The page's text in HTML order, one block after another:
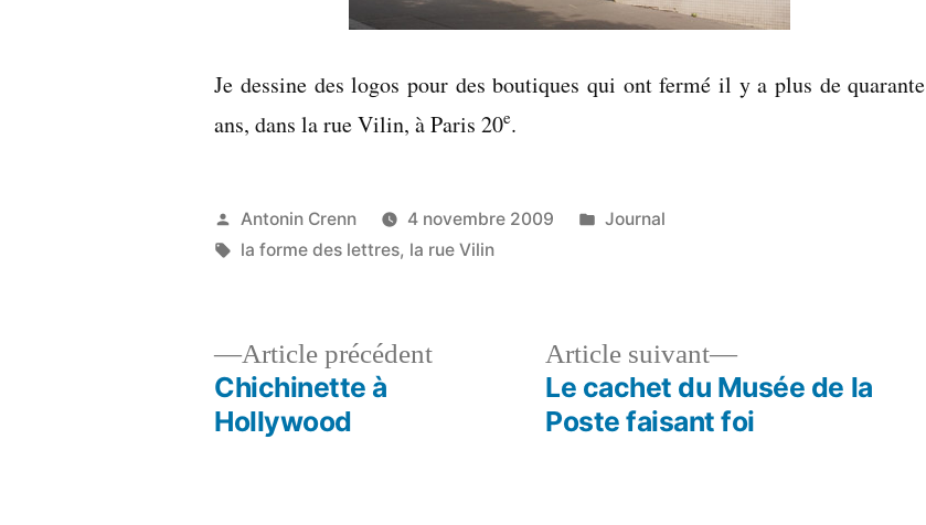
Je dessine des logos pour des boutiques qui ont fermé il y a plus de quarante
ans, dans la rue Vilin, à Paris 20e.
Publié
par
Antonin Crenn 4 novembre 2009
Publié
Journal
Étiquettes :
la forme des lettres, la rue Vilin
Navigation
Article précédentArticle
précédent :
Chichinette à
Hollywood
Article suivant
Article
suivant :
Le cachet du Musée de la
Poste faisant foi